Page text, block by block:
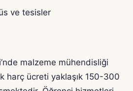
ve tesisler
malzeme mühendisliği
harç ücreti yaklaşık 150-300